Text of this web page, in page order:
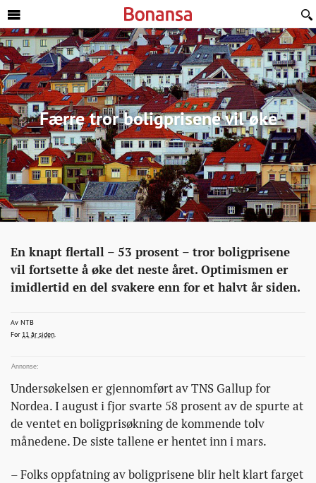
Færre tror boligprisene vil øke
Eiendom
http://bonansa.no/artikkel/faerre-
tror-
boligprisene-
oke/
En knapt flertall – 53 prosent – tror boligprisene
vil fortsette å øke det neste året. Optimismen er
imidlertid en del svakere enn for et halvt år siden.
Av NTBntb@bonansa.no
2015-04-07T12:09:27+00:00
2015-04-07T12:09:27+00:00
2015-04-07T12:14:43+00:00
For 11 år siden
Undersøkelsen er gjennomført av TNS Gallup for
Nordea. I august i fjor svarte 58 prosent av de spurte at
de ventet en boligprisøkning de kommende tolv
månedene. De siste tallene er hentet inn i mars.
– Folks oppfatning av boligprisene blir helt klart farget